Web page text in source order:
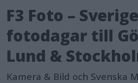
F3 Foto –
fotodagar till
Lund &
Kamera & Bild och Svenska